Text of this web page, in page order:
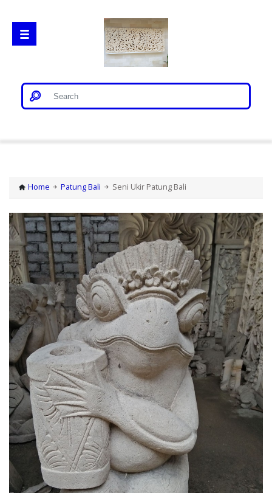
Gorong Gorong
Loster
Patung Bali
Relief
Gallery
Kontak
Blog
Home Patung Bali Seni Ukir Patung Bali